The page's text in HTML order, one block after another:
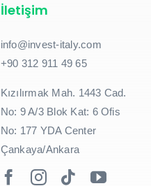
İletişim
info@invest-italy.com
+90 312 911 49 65
Kızılırmak Mah. 1443 Cad.
No: 9 A/3 Blok Kat: 6 Ofis
No: 177 YDA Center
Çankaya/Ankara